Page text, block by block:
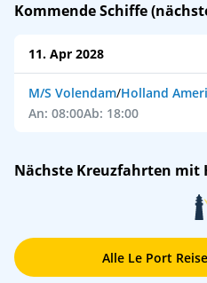
Kommende Schiffe
11. Apr 2028
M/S Volendam/Holland
An: 08:00Ab: 18:00
Nächste Kreuzfahrten mit
Alle Le Port